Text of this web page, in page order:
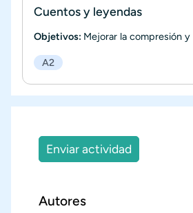
Cuentos y leyendas
Objetivos: Mejorar la compresión
A2
Enviar actividad
Autores